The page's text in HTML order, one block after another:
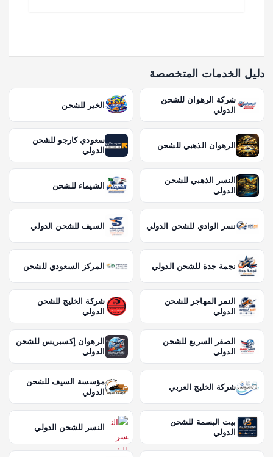
دليل الخدمات المتخصصة
شركة الرهوان للشحن
الدولي
الخير للشحن
الرهوان الذهبي للشحن
سعودي كارجو للشحن
الدولي
النسر الذهبي للشحن
الدولي
الشيماء للشحن
نسر الوادي للشحن الدولي السيف للشحن الدولي
نجمة جدة للشحن الدولي المركز السعودي للشحن
النمر المهاجر للشحن
الدولي
شركة الخليج للشحن
الدولي
الصقر السريع للشحن
الدولي
الرهوان إكسبريس للشحن
الدولي
شركة الخليج العربي
مؤسسة السيف للشحن
الدولي
بيت البسمة للشحن
الدولي
النسر للشحن الدولي